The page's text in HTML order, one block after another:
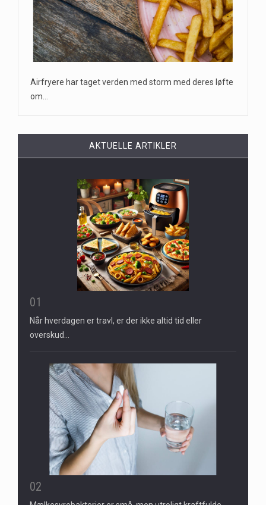
Airfryere har taget verden med storm med deres løfte
om…
AKTUELLE ARTIKLER
01
Når hverdagen er travl, er der ikke altid tid eller
overskud…
02